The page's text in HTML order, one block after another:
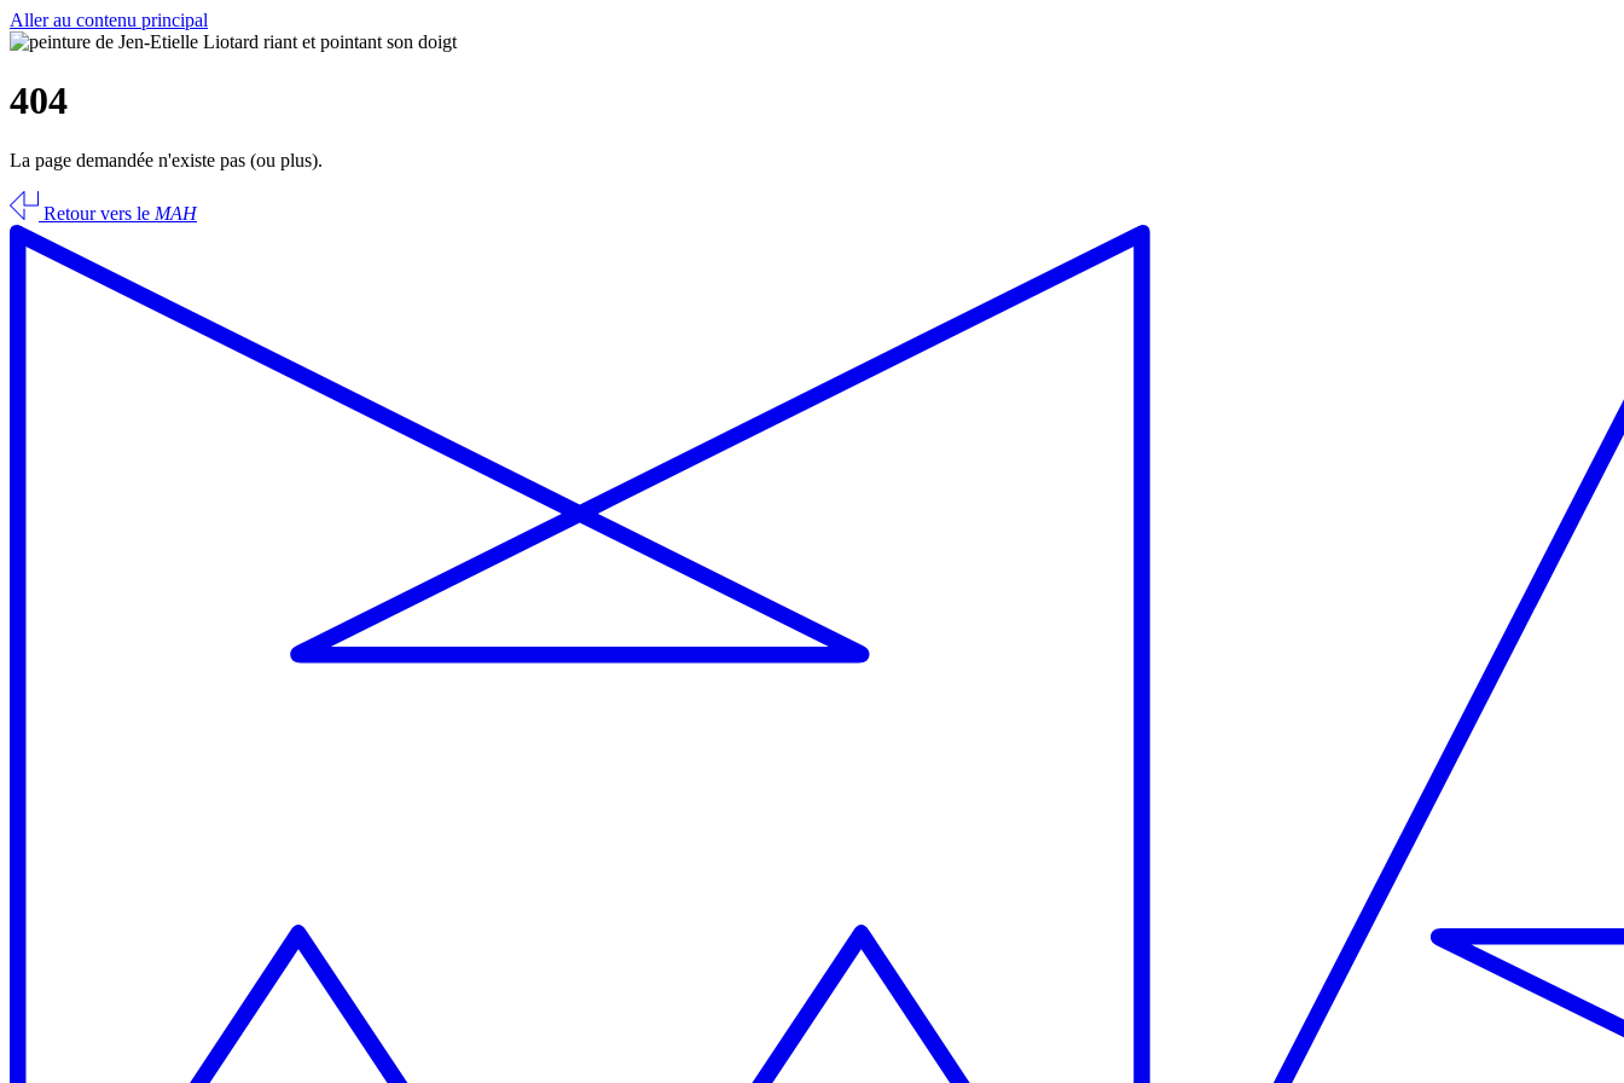
Aller au contenu principal
404
La page demandée n'existe pas (ou plus).
Retour vers le MAH